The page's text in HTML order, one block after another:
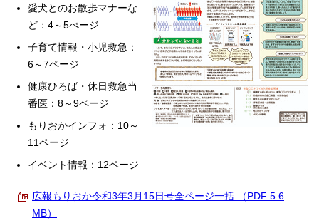
愛犬とのお散歩マナーな
ど：4～5ぺージ
子育て情報・小児救急：
6～7ページ
健康ひろば・休日救急当
番医：8～9ページ
もりおかインフォ：10～
11ページ
イベント情報：12ページ
広報もりおか令和3年3月15日号全ページ一括 （PDF 5.6
MB）